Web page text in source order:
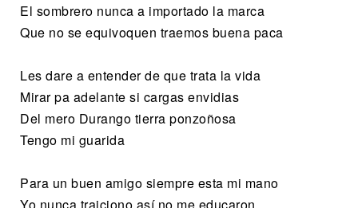
El sombrero nunca a importado la marca
Que no se equivoquen traemos buena paca
Les dare a entender de que trata la vida
Mirar pa adelante si cargas envidias
Del mero Durango tierra ponzoñosa
Tengo mi guarida
Para un buen amigo siempre esta mi mano